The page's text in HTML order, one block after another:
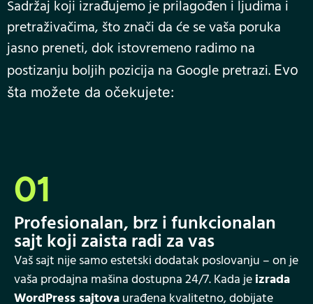
Sadržaj koji izrađujemo je prilagođen i ljudima i
pretraživačima, što znači da će se vaša poruka
jasno preneti, dok istovremeno radimo na
postizanju boljih pozicija na Google pretrazi. Evo
šta možete da očekujete:
01
Profesionalan, brz i funkcionalan
sajt koji zaista radi za vas
Vaš sajt nije samo estetski dodatak poslovanju – on je
vaša prodajna mašina dostupna 24/7. Kada jeizrada
WordPress sajtovaurađena kvalitetno, dobijate